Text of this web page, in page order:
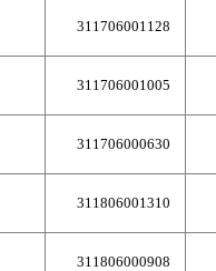
311706001128
311706001005
311706000630
311806001310
311806000908